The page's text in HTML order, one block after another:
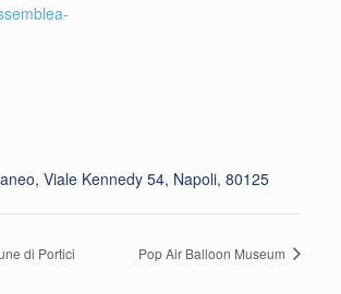
Viale Kennedy 54, Napoli, 80125
di Portici Pop Air Balloon Museum